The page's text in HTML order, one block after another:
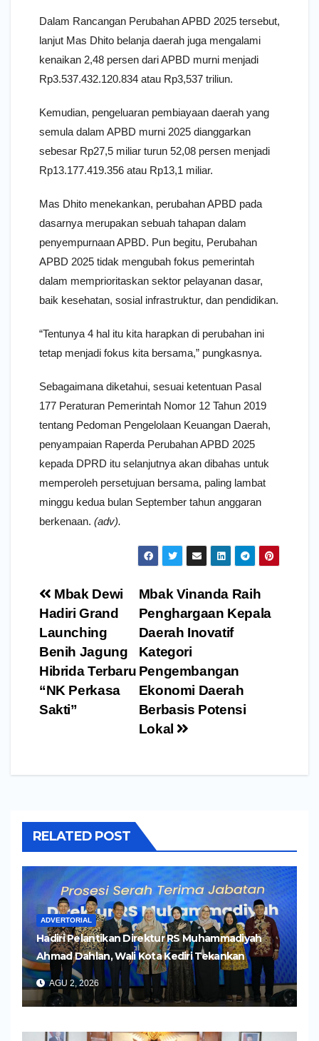
Dalam Rancangan Perubahan APBD 2025 tersebut,
lanjut Mas Dhito belanja daerah juga mengalami
kenaikan 2,48 persen dari APBD murni menjadi
Rp3.537.432.120.834 atau Rp3,537 triliun.
Kemudian, pengeluaran pembiayaan daerah yang
semula dalam APBD murni 2025 dianggarkan
sebesar Rp27,5 miliar turun 52,08 persen menjadi
Rp13.177.419.356 atau Rp13,1 miliar.
Mas Dhito menekankan, perubahan APBD pada
dasarnya merupakan sebuah tahapan dalam
penyempurnaan APBD. Pun begitu, Perubahan
APBD 2025 tidak mengubah fokus pemerintah
dalam memprioritaskan sektor pelayanan dasar,
baik kesehatan, sosial infrastruktur, dan pendidikan.
“Tentunya 4 hal itu kita harapkan di perubahan ini
tetap menjadi fokus kita bersama,” pungkasnya.
Sebagaimana diketahui, sesuai ketentuan Pasal
177 Peraturan Pemerintah Nomor 12 Tahun 2019
tentang Pedoman Pengelolaan Keuangan Daerah,
penyampaian Raperda Perubahan APBD 2025
kepada DPRD itu selanjutnya akan dibahas untuk
memperoleh persetujuan bersama, paling lambat
minggu kedua bulan September tahun anggaran
berkenaan. (adv).
Navigasi
pos
Mbak Vinanda Raih
Penghargaan Kepala
Daerah Inovatif
Kategori
Pengembangan
Ekonomi Daerah
Berbasis Potensi
Lokal
Mbak Dewi
Hadiri Grand
Launching
Benih Jagung
Hibrida Terbaru
“NK Perkasa
Sakti”
RELATED POST
ADVERTORIAL
Hadiri Pelantikan Direktur RS Muhammadiyah
Ahmad Dahlan, Wali Kota Kediri Tekankan
Pelayanan Kesehatan yang Humanis
AGU 2, 2026